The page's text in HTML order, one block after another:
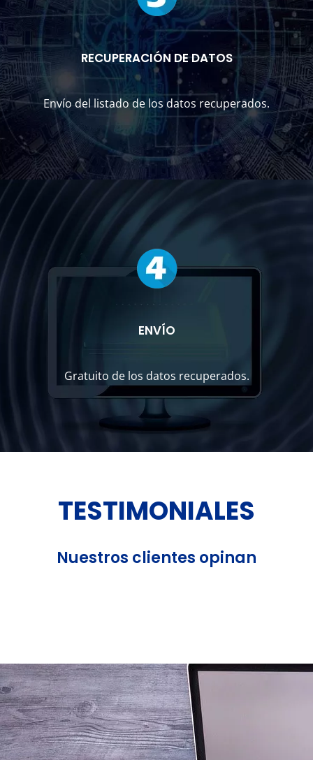
RECUPERACIÓN DE DATOS
Envío del listado de los datos recuperados.
ENVÍO
Gratuito de los datos recuperados.
TESTIMONIALES
Nuestros clientes opinan